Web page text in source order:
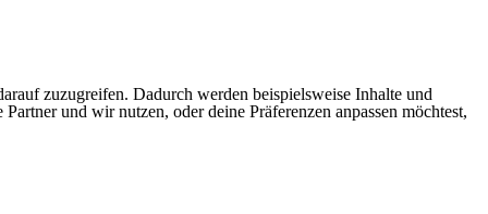
zuzugreifen. Dadurch werden beispielsweise Inhalte und
und wir nutzen, oder deine Präferenzen anpassen möchtest,